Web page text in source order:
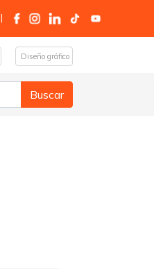
|
Diseño gráfico